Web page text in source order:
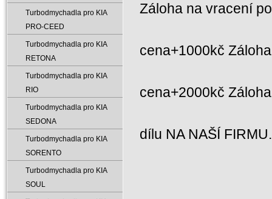
Záloha na vracení
cena+1000kč
cena+2000kč
dílu NA NAŠÍ
Turbodmychadla pro KIA
PRO-CEED
Turbodmychadla pro KIA
RETONA
Turbodmychadla pro KIA
RIO
Turbodmychadla pro KIA
SEDONA
Turbodmychadla pro KIA
SORENTO
Turbodmychadla pro KIA
SOUL